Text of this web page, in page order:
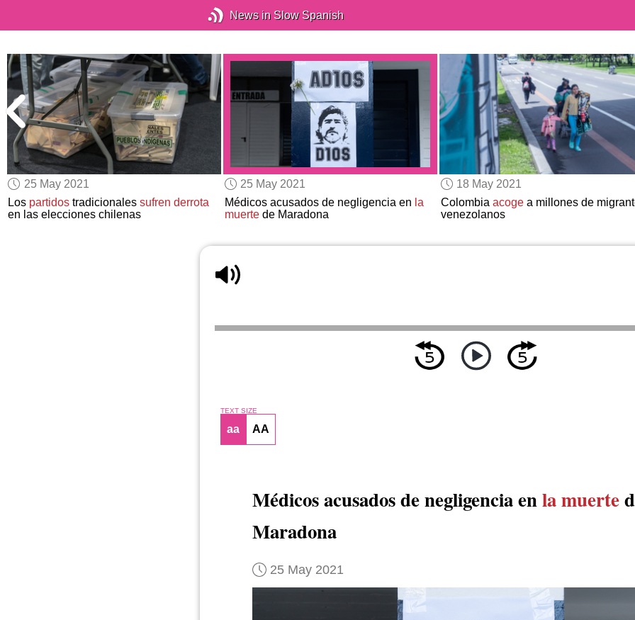
News in Slow Spanish
25 May 2021
Los partidos tradicionalessufren derrota
en las elecciones chilenas
25 May 2021
Médicos acusados de negligencia en la
muertede Maradona
18 May 2021
Colombia acogea millones de
venezolanos
TEXT SIZE
aa AA
Médicos acusados de negligencia enla muerte
Maradona
25 May 2021